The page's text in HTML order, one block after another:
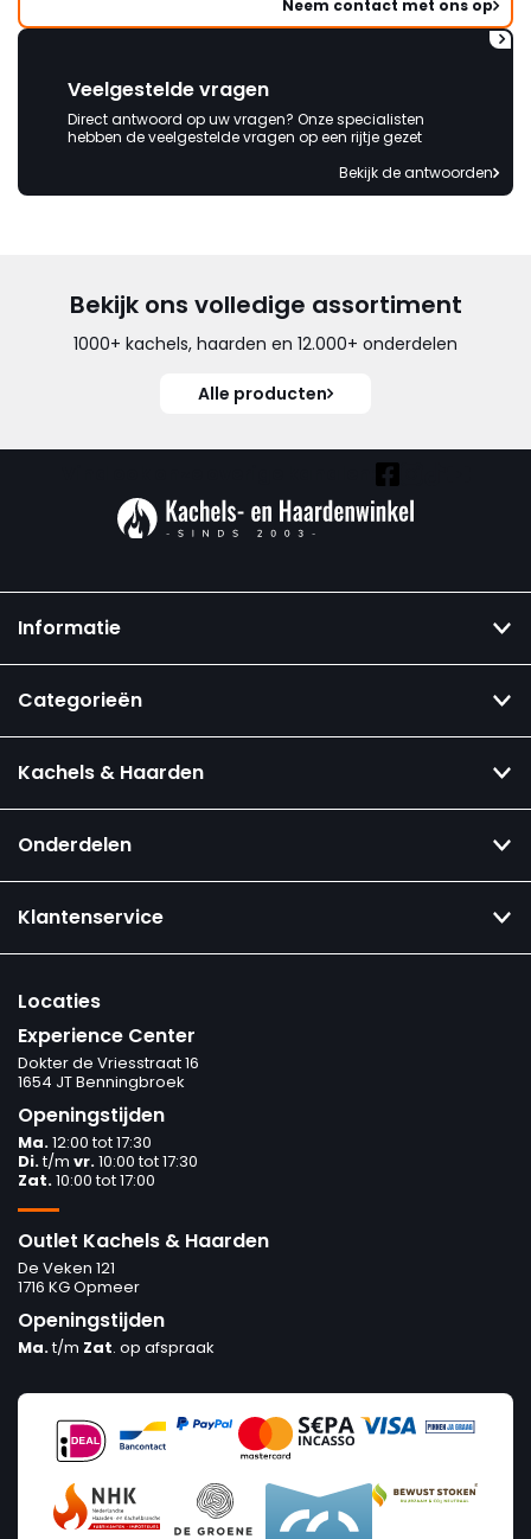
Neem contact met ons op
Veelgestelde vragen
Direct antwoord op uw vragen? Onze specialisten
hebben de veelgestelde vragen op een rijtje gezet
Bekijk de antwoorden
Bekijk ons volledige assortiment
1000+ kachels, haarden en 12.000+ onderdelen
Alle producten
Informatie
Categorieën
Kachels & Haarden
Onderdelen
Klantenservice
Locaties
Experience Center
Dokter de Vriesstraat 16
1654 JT Benningbroek
Openingstijden
Ma.12:00 tot 17:30
Di.t/m vr.10:00 tot 17:30
Zat.10:00 tot 17:00
Outlet Kachels & Haarden
De Veken 121
1716 KG Opmeer
Openingstijden
Ma.t/m Zat. op afspraak